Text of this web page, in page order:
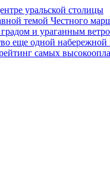
уральской столицы
темой Честного
и ураганным
еще одной набережной
самых